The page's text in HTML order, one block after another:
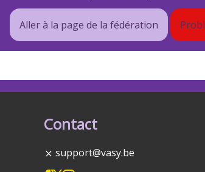
Aller à la page de la fédération
Contact
support@vasy.be